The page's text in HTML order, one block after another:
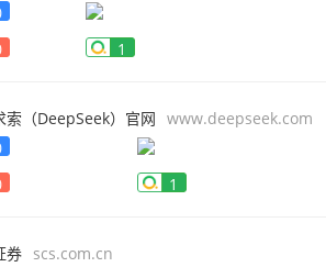
1
索（DeepSeek）官网 www.deepseek.com
1
券 scs.com.cn